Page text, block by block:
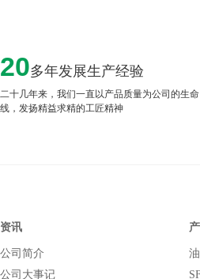
20多年发展生产经验
二十几年来，我们一直以产品质量为公司的生命
线，发扬精益求精的工匠精神